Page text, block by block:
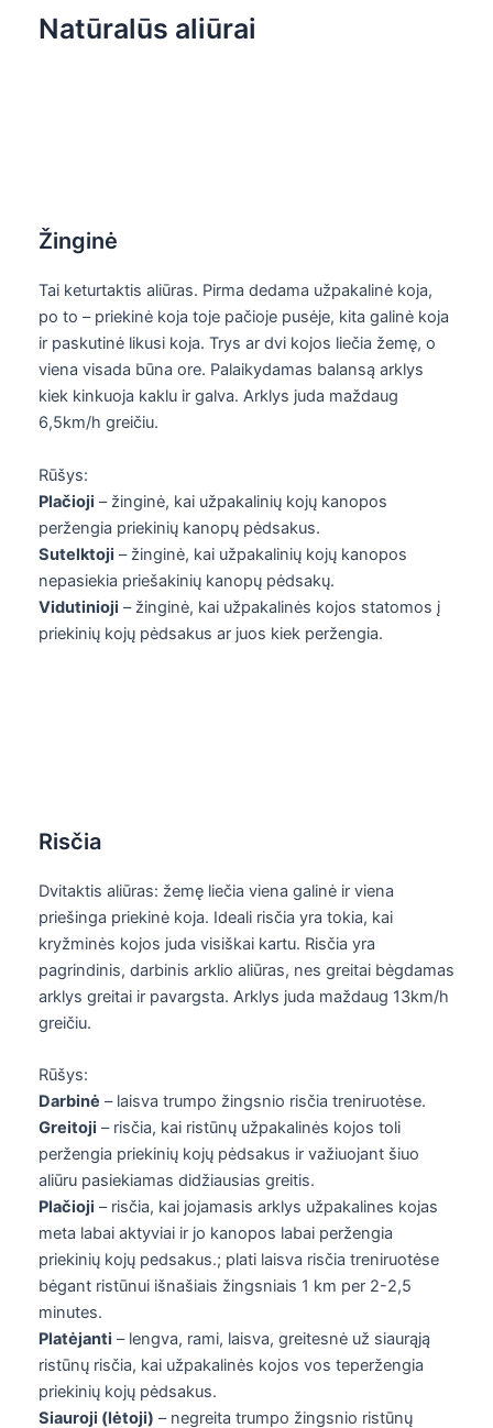
Natūralūs aliūrai
Žinginė
Tai keturtaktis aliūras. Pirma dedama užpakalinė koja,
po to – priekinė koja toje pačioje pusėje, kita galinė koja
ir paskutinė likusi koja. Trys ar dvi kojos liečia žemę, o
viena visada būna ore. Palaikydamas balansą arklys
kiek kinkuoja kaklu ir galva. Arklys juda maždaug
6,5km/h greičiu.
Rūšys:
Plačioji – žinginė, kai užpakalinių kojų kanopos
peržengia priekinių kanopų pėdsakus.
Sutelktoji – žinginė, kai užpakalinių kojų kanopos
nepasiekia priešakinių kanopų pėdsakų.
Vidutinioji – žinginė, kai užpakalinės kojos statomos į
priekinių kojų pėdsakus ar juos kiek peržengia.
Risčia
Dvitaktis aliūras: žemę liečia viena galinė ir viena
priešinga priekinė koja. Ideali risčia yra tokia, kai
kryžminės kojos juda visiškai kartu. Risčia yra
pagrindinis, darbinis arklio aliūras, nes greitai bėgdamas
arklys greitai ir pavargsta. Arklys juda maždaug 13km/h
greičiu.
Rūšys:
Darbinė – laisva trumpo žingsnio risčia treniruotėse.
Greitoji – risčia, kai ristūnų užpakalinės kojos toli
peržengia priekinių kojų pėdsakus ir važiuojant šiuo
aliūru pasiekiamas didžiausias greitis.
Plačioji – risčia, kai jojamasis arklys užpakalines kojas
meta labai aktyviai ir jo kanopos labai peržengia
priekinių kojų pedsakus.; plati laisva risčia treniruotėse
bėgant ristūnui išnašiais žingsniais 1 km per 2-2,5
minutes.
Platėjanti – lengva, rami, laisva, greitesnė už siaurąją
ristūnų risčia, kai užpakalinės kojos vos teperžengia
priekinių kojų pėdsakus.
Siauroji (lėtoji) – negreita trumpo žingsnio ristūnų